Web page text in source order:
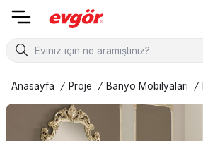
Anasayfa / Proje / Banyo Mobilyaları /